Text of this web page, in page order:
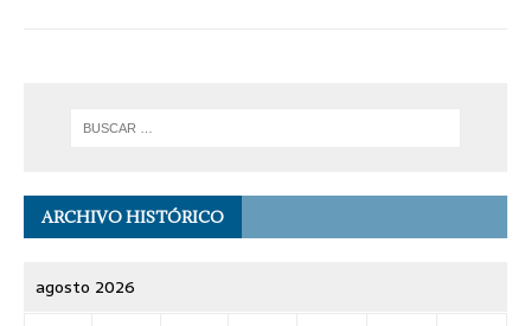
ARCHIVO HISTÓRICO
agosto 2026